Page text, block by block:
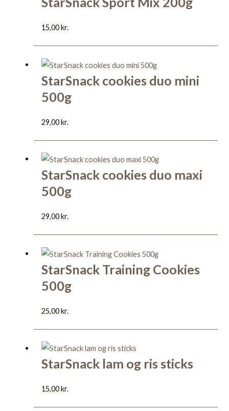
15,00kr.
StarSnack cookies duo mini
500g
29,00kr.
StarSnack cookies duo maxi
500g
29,00kr.
StarSnack Training Cookies
500g
25,00kr.
StarSnack lam og ris sticks
15,00kr.